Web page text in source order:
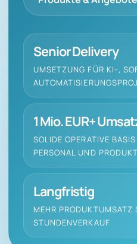
Senior Delivery
UMSETZUNG FÜR KI-,
1 Mio. EUR+
SOLIDE OPERATIVE
PERSONAL UND
Langfristig
MEHR PRODUKTUMSATZ
STUNDENVERKAUF